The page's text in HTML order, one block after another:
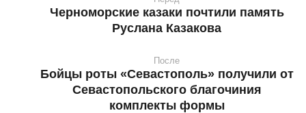
Черноморские казаки почтили память
Руслана Казакова
После
Бойцы роты «Севастополь» получили от
Севастопольского благочиния
комплекты формы